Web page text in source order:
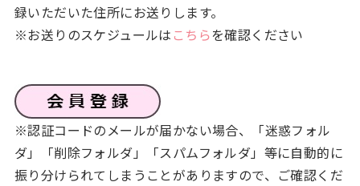
録いただいた住所にお送りします。
※お送りのスケジュールは こちらを確認ください
※認証コードのメールが届かない場合、「迷惑フォル
ダ」「削除フォルダ」「スパムフォルダ」等に自動的に
振り分けられてしまうことがありますので、ご確認くだ